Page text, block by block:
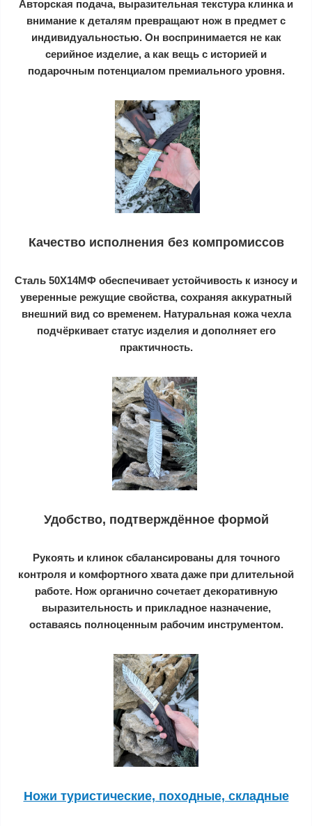
Авторская подача, выразительная текстура клинка и
внимание к деталям превращают нож в предмет с
индивидуальностью. Он воспринимается не как
серийное изделие, а как вещь с историей и
подарочным потенциалом премиального уровня.
Качество исполнения без компромиссов
Сталь 50Х14МФ обеспечивает устойчивость к износу и
уверенные режущие свойства, сохраняя аккуратный
внешний вид со временем. Натуральная кожа чехла
подчёркивает статус изделия и дополняет его
практичность.
Удобство, подтверждённое формой
Рукоять и клинок сбалансированы для точного
контроля и комфортного хвата даже при длительной
работе. Нож органично сочетает декоративную
выразительность и прикладное назначение,
оставаясь полноценным рабочим инструментом.
Ножи туристические, походные, складные